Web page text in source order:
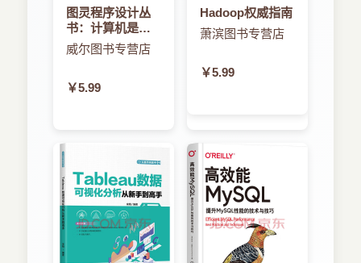
3.5 小结
第4章 UIView与控件
4.1.1 UIView"家族"
4.2.1 标签控件
4.2.2 按钮控件
4.2.3 动作和输出口
4.3 TextField控件和TextView控件
4.3.1 TextField控件
4.3.2 TextView控件
4.3.3 键盘的打开和关闭
表视图，以及表视图中索引、搜索栏和分组的使
用，然后学习了如何对表视图单元格进行删除、插
入、移动等操作，最后介绍了表视图UI设计模式方
第6章讨论了如何判断应用是不是需要一个导
第7章首先介绍了iPhone和iPad设备使用场景
上的差异，然后深入介绍了iPad专用API，接着使
用nib和故事板技术分别实现了两个重要的程序模
板，最后介绍了iOS平台的分层架构设计。
第8章介绍了设置和配置的概念，然后通过对
二者差异的探讨，介绍了什么样的项目适合放在设
图灵程序设计丛
书：计算机是怎
样跑起来的
威尔图书专营店
￥5.99
Hadoop权威指南
萧滨图书专营店
￥5.99